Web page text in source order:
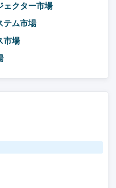
ェクター市場
テム市場
市場